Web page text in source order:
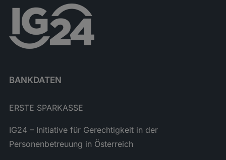
BANKDATEN
ERSTE SPARKASSE
IG24 – Initiative für Gerechtigkeit in der
Personenbetreuung in Österreich